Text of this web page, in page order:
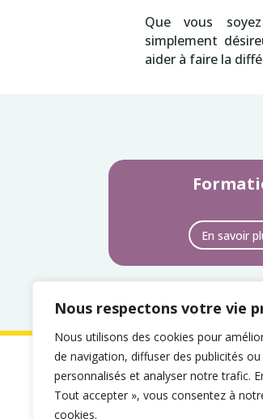
Nous respectons votre vie
Nous utilisons des cookies pour
de navigation, diffuser des publicités
personnalisés et analyser notre trafic.
Tout accepter », vous consentez à
cookies.
Que vous
simplement
aider à faire la
En savoir
Mentions